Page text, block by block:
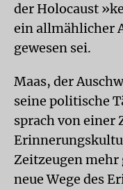
der Holocaust
ein allmählicher
gewesen sei.
Maas, der
seine politische
sprach von einer
Zeitzeugen mehr
neue Wege des